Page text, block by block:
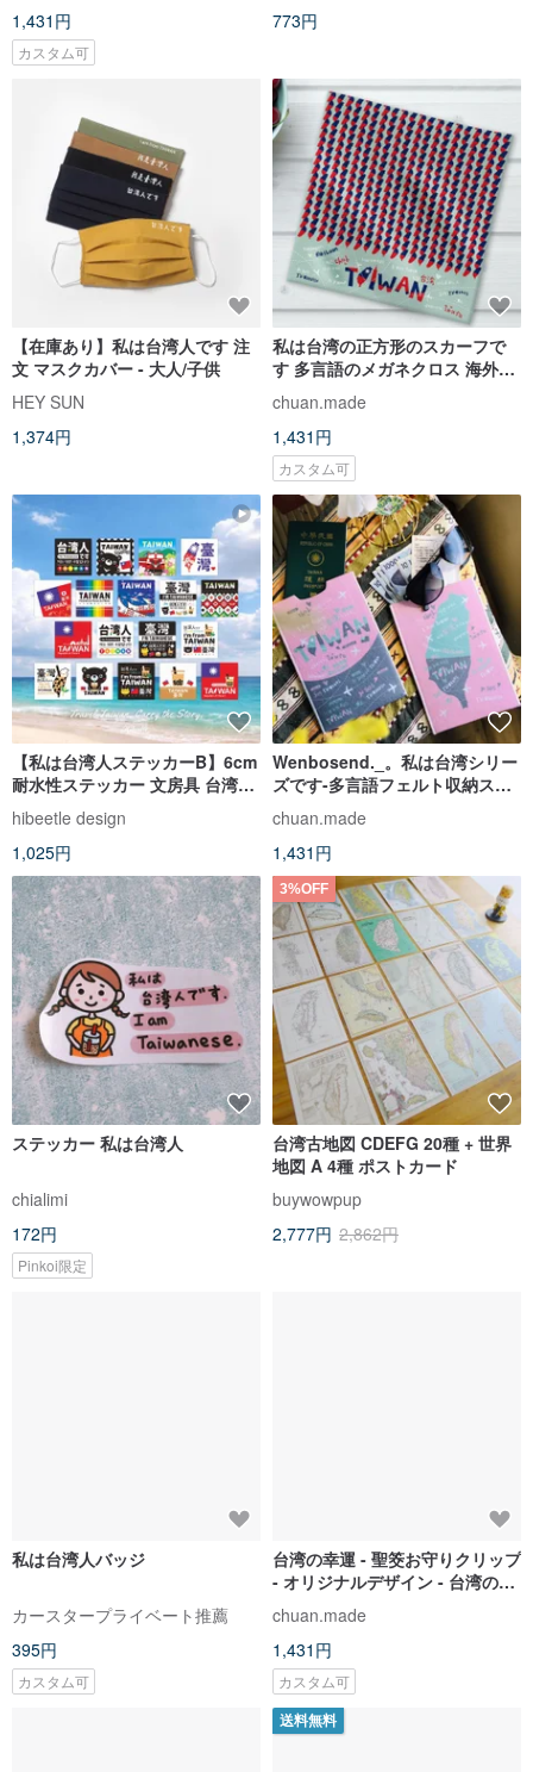
1,431円
カスタム可
773円
【在庫あり】私は台湾人です 注
文 マスクカバー - 大人/子供
HEY SUN
1,374円
私は台湾の正方形のスカーフで
す 多言語のメガネクロス 海外旅
行 台湾の識別 台湾の島の印刷
chuan.made
1,431円
カスタム可
【私は台湾人ステッカーB】6cm
耐水性ステッカー 文房具 台湾雑
貨 | 18 種 各 1 枚
hibeetle design
1,025円
Wenbosend._。私は台湾シリー
ズです-多言語フェルト収納スリ
ーブパスポートカバー
chuan.made
1,431円
ステッカー 私は台湾人
chialimi
172円
Pinkoi限定
3%OFF
台湾古地図 CDEFG 20種 + 世界
地図 A 4種 ポストカード
buywowpup
2,777円 2,862円
私は台湾人バッジ
カースタープライベート推薦
395円
カスタム可
台湾の幸運 - 聖筊お守りクリップ
- オリジナルデザイン - 台湾の信
仰から生まれたアクリルクリッ
プ
chuan.made
1,431円
カスタム可
送料無料